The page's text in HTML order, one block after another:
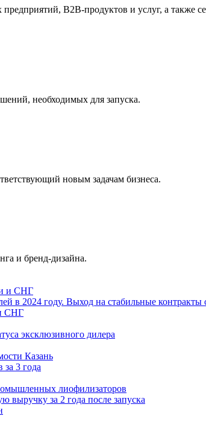
В2В-продуктов и услуг, а также
необходимых для запуска.
новым задачам бизнеса.
и бренд-дизайна.
в 2024 году. Выход на стабильные
СНГ
эксклюзивного дилера
за 3 года
выручку за 2 года после запуска